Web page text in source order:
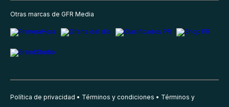
Otras marcas de GFR Media
Política de privacidad Términos y condiciones
Términos y